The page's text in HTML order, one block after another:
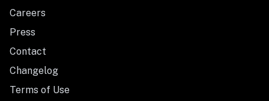
Careers
Press
Contact
Changelog
Terms of Use